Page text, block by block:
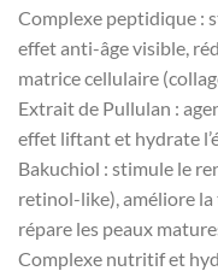
Complexe peptidique :
effet anti-âge visible,
matrice cellulaire
Extrait de Pullulan :
effet liftant et hydrate
Bakuchiol : stimule le
retinol-like), améliore la
répare les peaux
Complexe nutritif et